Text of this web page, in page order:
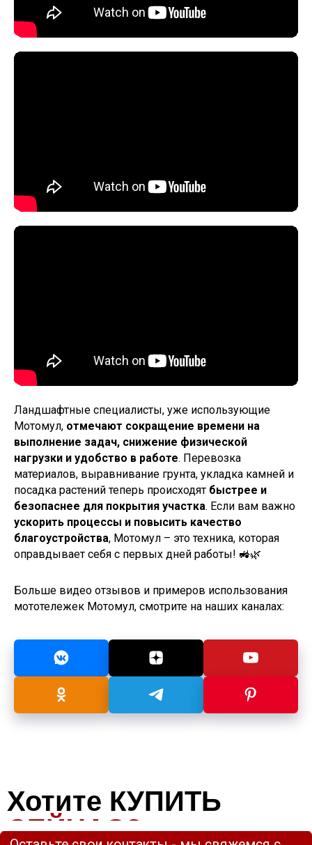
Ландшафтные специалисты, уже использующие
Мотомул, отмечают сокращение времени на
выполнение задач, снижение физической
нагрузки и удобство в работе. Перевозка
материалов, выравнивание грунта, укладка камней и
посадка растений теперь происходят быстрее и
безопаснее для покрытия участка. Если вам важно
ускорить процессы и повысить качество
благоустройства, Мотомул – это техника, которая
оправдывает себя с первых дней работы! 🚜🌿
Больше видео отзывов и примеров использования
мототележек Мотомул, смотрите на наших каналах:
Хотите КУПИТЬ
СЕЙЧАС?